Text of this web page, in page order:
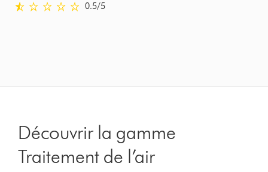
0.5 étoiles sur 5 de Examiné le Ratings
0.5/5
Découvrir la gamme
Traitement de l’air